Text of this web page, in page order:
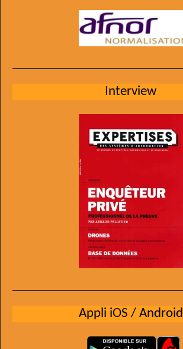
Interview
Appli iOS / Android